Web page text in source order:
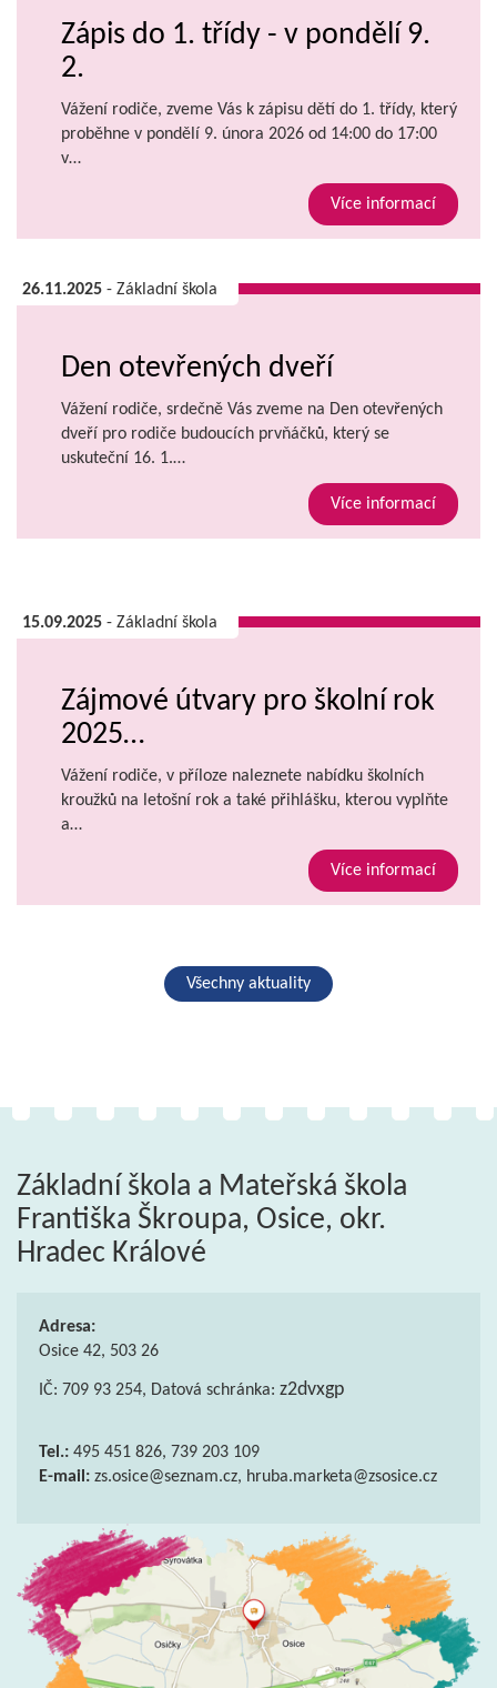
Zápis do 1. třídy - v pondělí 9.
2.
Vážení rodiče, zveme Vás k zápisu dětí do 1. třídy, který
proběhne v pondělí 9. února 2026 od 14:00 do 17:00
v…
Více informací
26.11.2025 - Základní škola
Den otevřených dveří
Vážení rodiče, srdečně Vás zveme na Den otevřených
dveří pro rodiče budoucích prvňáčků, který se
uskuteční 16. 1.…
Více informací
15.09.2025 - Základní škola
Zájmové útvary pro školní rok
2025…
Vážení rodiče, v příloze naleznete nabídku školních
kroužků na letošní rok a také přihlášku, kterou vyplňte
a…
Více informací
Všechny aktuality
Základní škola a Mateřská škola
Františka Škroupa, Osice, okr.
Hradec Králové
Adresa:
Osice 42, 503 26
IČ: 709 93 254, Datová schránka: z2dvxgp
Tel.: 495 451 826, 739 203 109
E-mail: zs.osice@seznam.cz, hruba.marketa@zsosice.cz